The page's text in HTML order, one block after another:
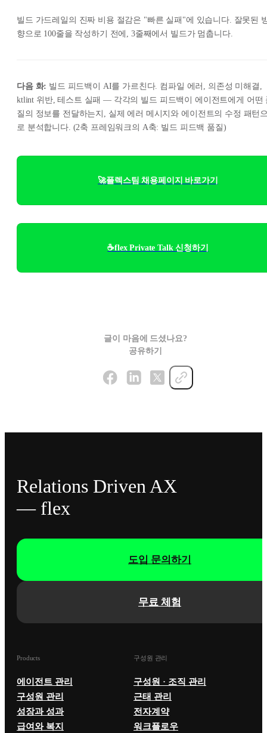
빌드 가드레일의 진짜 비용 절감은 "빠른 실패"에 있습니다. 잘못된
향으로 100줄을 작성하기 전에, 3줄째에서 빌드가 멈춥니다.
다음 화: 빌드 피드백이 AI를 가르친다. 컴파일 에러, 의존성 미해결,
ktlint 위반, 테스트 실패 — 각각의 빌드 피드백이 에이전트에게 어떤
질의 정보를 전달하는지, 실제 에러 메시지와 에이전트의 수정 패턴
로 분석합니다. (2축 프레임워크의 A축: 빌드 피드백 품질)
🚀플렉스팀 채용페이지 바로가기
☕flex Private Talk 신청하기
글이 마음에 드셨나요?
공유하기
Relations Driven AX
— flex
무료 체험
도입 문의하기
Products
에이전트 관리
구성원 관리
성장과 성과
급여와 복지
구성원 관리
구성원 · 조직 관리
근태 관리
전자계약
워크플로우